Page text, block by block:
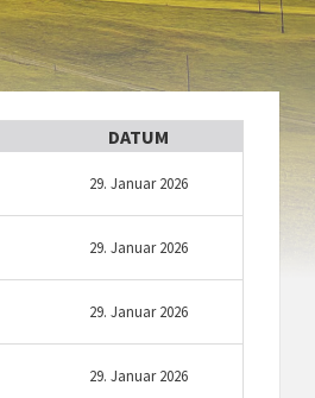
DATUM
29. Januar 2026
29. Januar 2026
29. Januar 2026
29. Januar 2026